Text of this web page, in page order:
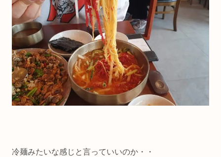
冷麺みたいな感じと言っていいのか・・